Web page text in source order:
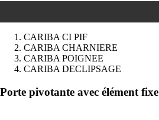
CARIBA CI PIF
CARIBA CHARNIERE
CARIBA POIGNEE
CARIBA DECLIPSAGE
Précédent
Suivant
Porte pivotante avec élément fixe